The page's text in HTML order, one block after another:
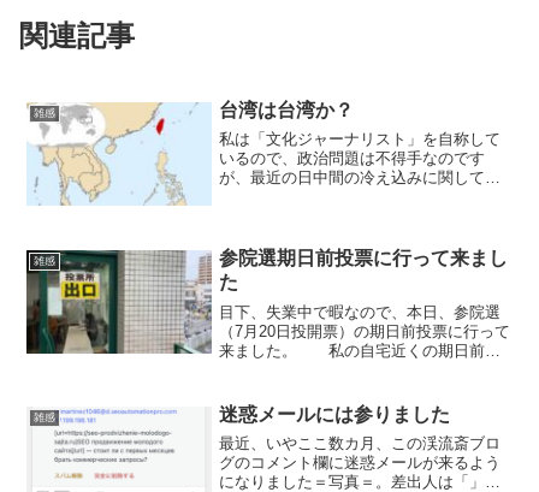
関連記事
雑感 台湾は台湾か？
私は「文化ジャーナリスト」を自称して
いるので、政治問題は不得手なのです
が、最近の日中間の冷え込みに関して
にならない」「信用出来ない」...
雑感
参院選期日前投票に行って来まし
た
目下、失業中で暇なので、本日、参院選
（7月20日投開票）の期日前投票に行って
来ました。 私の自宅近くの期日前投
平日の午前11時からという余程の暇人で
なければ行けない時...
雑感 迷惑メールには参りました
最近、いやここ数カ月、この渓流斎ブロ
グのコメント欄に迷惑メールが来るよう
になりました＝写真＝。差出人は「」だ